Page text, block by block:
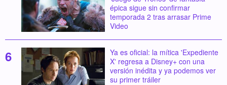
épica sigue sin confirmar
temporada 2 tras arrasar Prime
Video
Ya es oficial: la mítica 'Expediente
X' regresa a Disney+ con una
versión inédita y ya podemos ver
su primer tráiler